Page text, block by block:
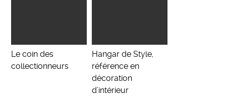
Le coin des
collectionneurs
Hangar de Style,
référence en
décoration
d’intérieur